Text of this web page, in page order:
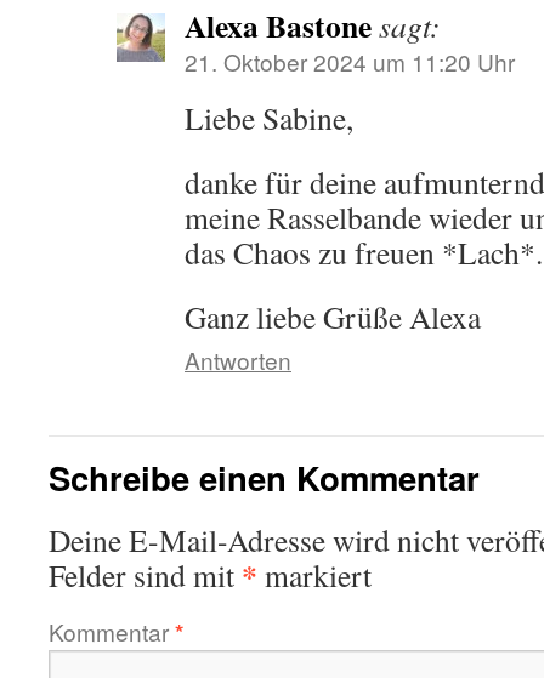
Alexa Bastonesagt:
21. Oktober 2024 um 11:20 Uhr
Liebe Sabine,
danke für deine
meine Rasselbande wieder
das Chaos zu freuen *Lach*.
Ganz liebe Grüße Alexa
Antworten
Schreibe einen Kommentar
Deine E-Mail-Adresse wird nicht
Felder sind mit * markiert
Kommentar*